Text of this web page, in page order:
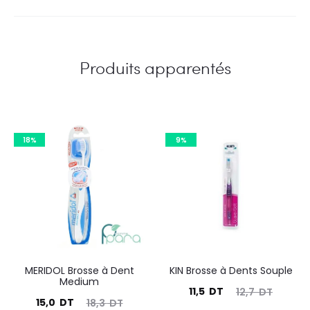
Produits apparentés
18%
MERIDOL Brosse à Dent
Medium
18,3DT
Le
15,0 DT
Le
9%
KIN Brosse à Dents Souple
12,7DT
Le
11,5 DT
Le